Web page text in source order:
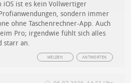
iOS ist es kein Vollwertiger
sondern immer
ohne Taschenrechner-App. Auch
Pro; irgendwie fühlt sich alles
starr an.
ANTWORTEN
MELDEN